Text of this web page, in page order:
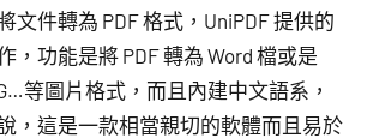
文件轉為 PDF 格式，UniPDF 提供的
，功能是將 PDF 轉為 Word 檔或是
等圖片格式，而且內建中文語系，
，這是一款相當親切的軟體而且易於